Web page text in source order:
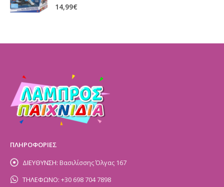
0 out of 5
14,99€
ΠΛΗΡΟΦΟΡΙΕΣ
ΔΙΕΥΘΥΝΣΗ: Βασιλίσσης Όλγας 167
ΤΗΛΕΦΩΝΟ: +30 698 704 7898